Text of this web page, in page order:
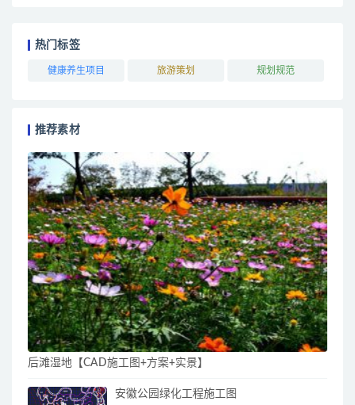
热门标签
健康养生项目 旅游策划 规划规范
推荐素材
后滩湿地【CAD施工图+方案+实景】
安徽公园绿化工程施工图